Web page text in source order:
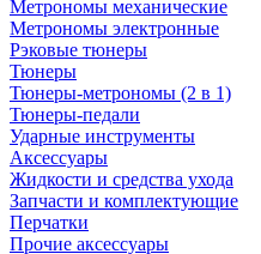
Метрономы механические
Метрономы электронные
Рэковые тюнеры
Тюнеры
Тюнеры-метрономы (2 в 1)
Тюнеры-педали
Ударные инструменты
Аксессуары
Жидкости и средства ухода
Запчасти и комплектующие
Перчатки
Прочие аксессуары